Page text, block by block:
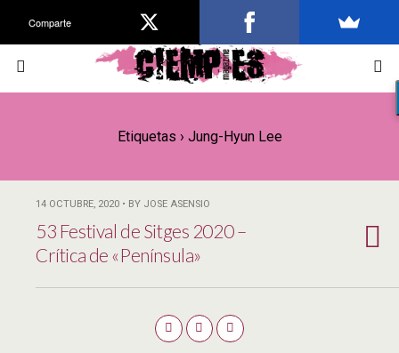
Etiquetas › Jung-Hyun Lee
14 OCTUBRE, 2020 • BY JOSE ASENSIO
53 Festival de Sitges 2020 –
Crítica de «Península»
Comparte